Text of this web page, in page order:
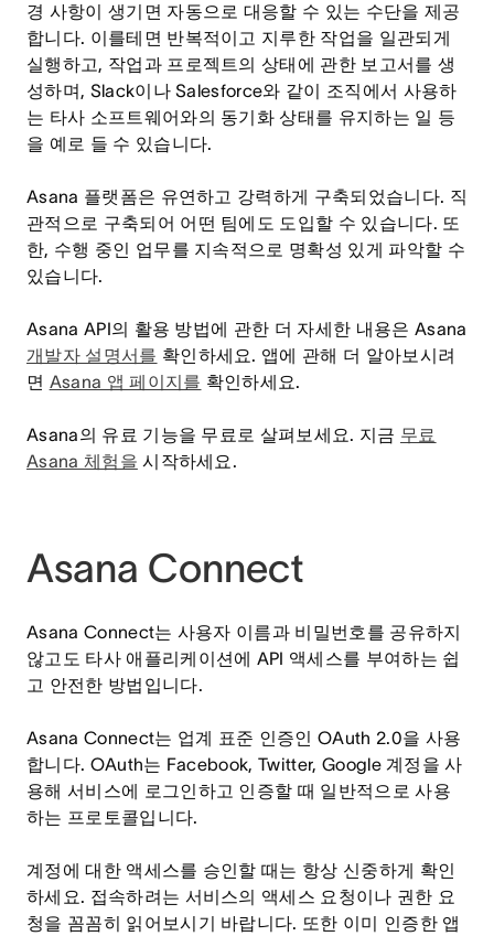
경 사항이 생기면 자동으로 대응할 수 있는 수단을 제공
합니다. 이를테면 반복적이고 지루한 작업을 일관되게
실행하고, 작업과 프로젝트의 상태에 관한 보고서를 생
성하며, Slack이나 Salesforce와 같이 조직에서 사용하
는 타사 소프트웨어와의 동기화 상태를 유지하는 일 등
을 예로 들 수 있습니다.
Asana 플랫폼은 유연하고 강력하게 구축되었습니다. 직
관적으로 구축되어 어떤 팀에도 도입할 수 있습니다. 또
한, 수행 중인 업무를 지속적으로 명확성 있게 파악할 수
있습니다.
Asana API의 활용 방법에 관한 더 자세한 내용은 Asana
개발자 설명서를 확인하세요. 앱에 관해 더 알아보시려
면 Asana 앱 페이지를 확인하세요.
Asana의 유료 기능을 무료로 살펴보세요. 지금 무료
Asana 체험을 시작하세요.
Asana Connect
Asana Connect는 사용자 이름과 비밀번호를 공유하지
않고도 타사 애플리케이션에 API 액세스를 부여하는 쉽
고 안전한 방법입니다.
Asana Connect는 업계 표준 인증인 OAuth 2.0을 사용
합니다. OAuth는 Facebook, Twitter, Google 계정을 사
용해 서비스에 로그인하고 인증할 때 일반적으로 사용
하는 프로토콜입니다.
계정에 대한 액세스를 승인할 때는 항상 신중하게 확인
하세요. 접속하려는 서비스의 액세스 요청이나 권한 요
청을 꼼꼼히 읽어보시기 바랍니다. 또한 이미 인증한 앱